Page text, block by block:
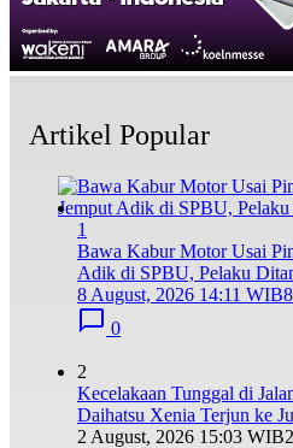
Artikel Popular
1
Bawa Kabur Motor Usai
Adik di SPBU, Pelaku
8 August, 2026 14:11 WIB
0
2
Kecelakaan Tunggal di
Daihatsu Xenia Terjun ke
2 August, 2026 15:03 WIB